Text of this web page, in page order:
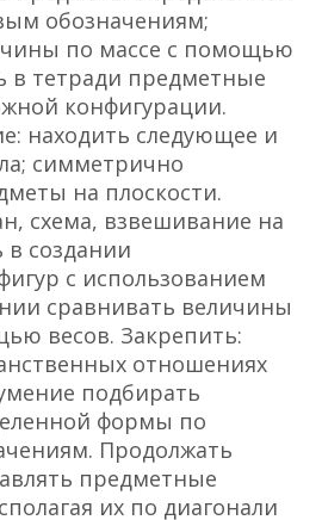
обозначениям;
по массе с помощью
в тетради предметные
конфигурации.
находить следующее и
симметрично
на плоскости.
схема, взвешивание на
в создании
с использованием
сравнивать величины
весов. Закрепить:
отношениях
подбирать
формы по
Продолжать
предметные
их по диагонали